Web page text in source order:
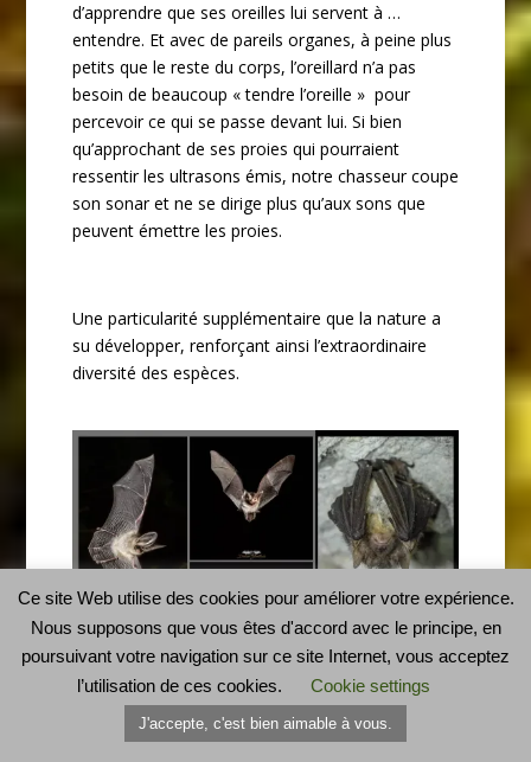
d’apprendre que ses oreilles lui servent à …
entendre. Et avec de pareils organes, à peine plus
petits que le reste du corps, l’oreillard n’a pas
besoin de beaucoup « tendre l’oreille » pour
percevoir ce qui se passe devant lui. Si bien
qu’approchant de ses proies qui pourraient
ressentir les ultrasons émis, notre chasseur coupe
son sonar et ne se dirige plus qu’aux sons que
peuvent émettre les proies.
Une particularité supplémentaire que la nature a
su développer, renforçant ainsi l’extraordinaire
diversité des espèces.
L’oreillard en vol et en position suspendue en
hiver. Dans cette position suspendue, on ne voit
pas les oreilles entières qui sont repliées en
dessous des ailes (typique des oreillards en
Ce site Web utilise des cookies pour améliorer votre expérience.
Nous supposons que vous êtes d'accord avec le principe, en
poursuivant votre navigation sur ce site Internet, vous acceptez
l’utilisation de ces cookies.
Cookie settings
J'accepte, c'est bien aimable à vous.